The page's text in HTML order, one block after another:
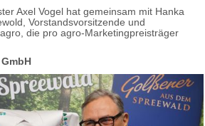
Axel Vogel hat gemeinsam mit Hanka
Vorstandsvorsitzende und
die pro agro-Marketingpreisträger